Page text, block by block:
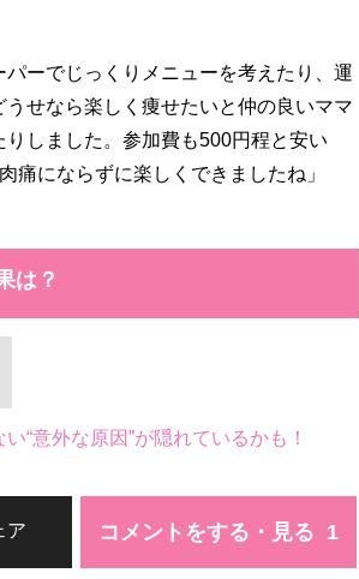
ーでじっくりメニューを考えたり、運
せなら楽しく痩せたいと仲の良いママ
りしました。参加費も500円程と安い
痛にならずに楽しくできましたね」
は？
“意外な原因”が隠れているかも！
コメントをする・見る
ア